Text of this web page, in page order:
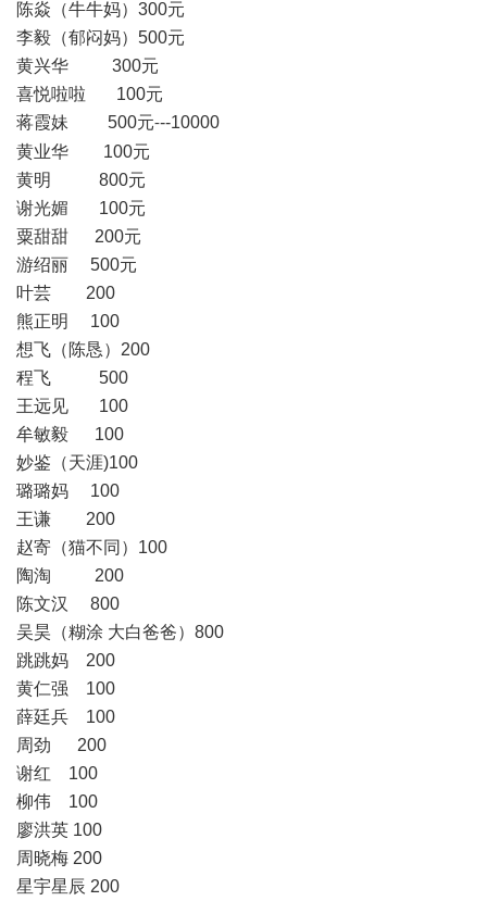
陈焱（牛牛妈） 300元
李毅（郁闷妈） 500元
黄兴华 300元
喜悦啦啦 100元
蒋霞妹 500元---10000
黄业华 100元
黄明
800元
谢光媚 100元
粟甜甜 200元
游绍丽 500元
叶芸 200
熊正明
100
想飞（陈恳） 200
程飞 500
王远见 100
牟敏毅 100
妙鉴（天涯)100
璐璐妈 100
王谦 200
赵寄（猫不同） 100
陶淘 200
陈文汉
800
吴昊（糊涂 大白爸爸） 800
跳跳妈 200
黄仁强 100
薛廷兵 100
周劲 200
谢红 100
柳伟 100
廖洪英 100
周晓梅 200
星宇星辰 200